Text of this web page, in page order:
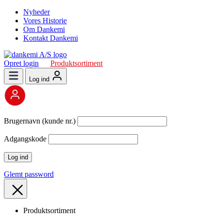
Nyheder
Vores Historie
Om Dankemi
Kontakt Dankemi
Opret login Produktsortiment
Log ind
Brugernavn (kunde nr.)
Adgangskode
Glemt password
Produktsortiment